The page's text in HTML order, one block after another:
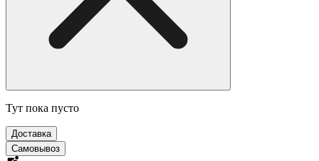
Тут пока пусто
Доставка
Самовывоз